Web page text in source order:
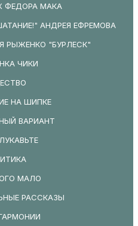
ФЕДОРА МАКА
АНДРЕЯ ЕФРЕМОВА
РЫЖЕНКО "БУРЛЕСК"
ЧИКИ
НА ШИПКЕ
ВАРИАНТ
МАЛО
РАССКАЗЫ